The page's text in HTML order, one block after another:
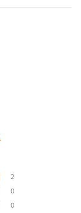
2
0
0